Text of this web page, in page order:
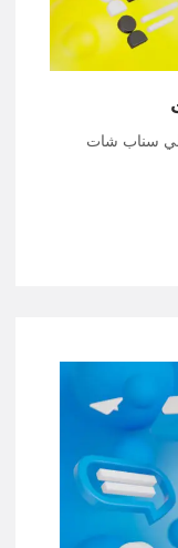
علي سناب شات